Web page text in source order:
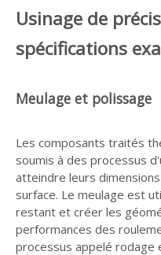
Usinage de
spécifications
Meulage et polissage
Les composants traités
soumis à des processus
atteindre leurs
surface. Le meulage est
restant et créer les
performances des
processus appelé rodage